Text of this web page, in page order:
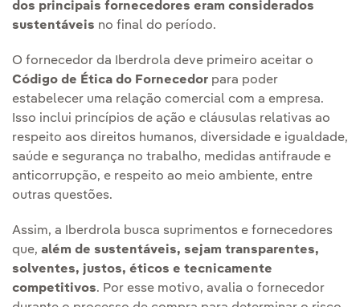
dos principais fornecedores eram considerados
sustentáveis no final do período.
O fornecedor da Iberdrola deve primeiro aceitar o
Código de Ética do Fornecedor para poder
estabelecer uma relação comercial com a empresa.
Isso inclui princípios de ação e cláusulas relativas ao
respeito aos direitos humanos, diversidade e igualdade,
saúde e segurança no trabalho, medidas antifraude e
anticorrupção, e respeito ao meio ambiente, entre
outras questões.
Assim, a Iberdrola busca suprimentos e fornecedores
que, além de sustentáveis, sejam transparentes,
solventes, justos, éticos e tecnicamente
competitivos. Por esse motivo, avalia o fornecedor